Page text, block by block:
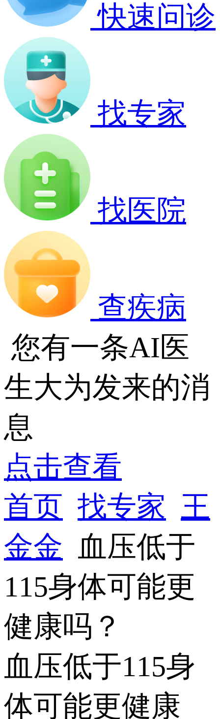
快速问诊
找专家
找医院
查疾病
您有一条AI医
生大为发来的消
息
点击查看
首页 找专家 王
金金
血压低于
115身体可能更
健康吗？
血压低于115身
体可能更健康